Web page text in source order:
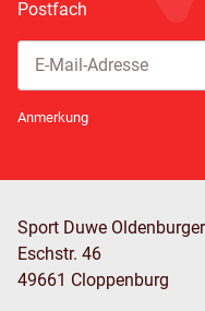
Postfach
Anmerkung
Sport Duwe
Eschstr. 46
49661 Cloppenburg